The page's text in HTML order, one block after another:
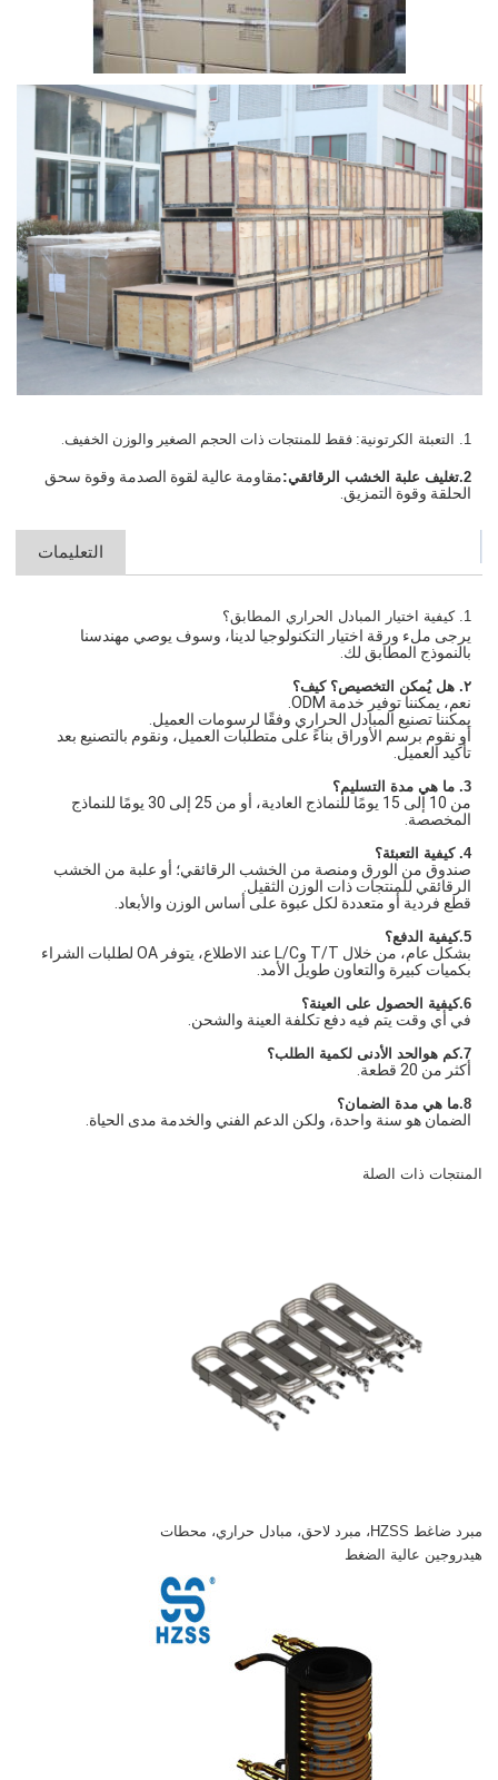
1. التعبئة الكرتونية: فقط للمنتجات ذات الحجم الصغير والوزن الخفيف.
2.تغليف علبة الخشب الرقائقي :مقاومة عالية لقوة الصدمة وقوة سحق
الحلقة وقوة التمزيق.
التعليمات
1. كيفية اختيار المبادل الحراري المطابق؟
يرجى ملء ورقة اختيار التكنولوجيا لدينا، وسوف يوصي مهندسنا
بالنموذج المطابق لك.
٢. هل يُمكن التخصيص؟ كيف؟
نعم، يمكننا توفير خدمة ODM.
يمكننا تصنيع المبادل الحراري وفقًا لرسومات العميل.
أو نقوم برسم الأوراق بناءً على متطلبات العميل، ونقوم بالتصنيع بعد
تأكيد العميل.
3. ما هي مدة التسليم؟
من 10 إلى 15 يومًا للنماذج العادية، أو من 25 إلى 30 يومًا للنماذج
المخصصة.
4. كيفية التعبئة؟
صندوق من الورق ومنصة من الخشب الرقائقي؛ أو علبة من الخشب
الرقائقي للمنتجات ذات الوزن الثقيل.
قطع فردية أو متعددة لكل عبوة على أساس الوزن والأبعاد.
5.كيفية الدفع؟
بشكل عام، من خلال T/T وL/C عند الاطلاع، يتوفر OA لطلبات الشراء
بكميات كبيرة والتعاون طويل الأمد.
6.كيفية الحصول على العينة؟
في أي وقت يتم فيه دفع تكلفة العينة والشحن.
7.كم هو الحد الأدنى لكمية الطلب؟
أكثر من 20 قطعة.
8.ما هي مدة الضمان؟
الضمان هو سنة واحدة، ولكن الدعم الفني والخدمة مدى الحياة.
المنتجات ذات الصلة
مبرد ضاغط HZSS، مبرد لاحق، مبادل حراري، محطات
هيدروجين عالية الضغط